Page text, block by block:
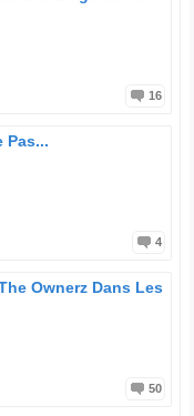
16
Pas...
4
Ownerz Dans Les
50